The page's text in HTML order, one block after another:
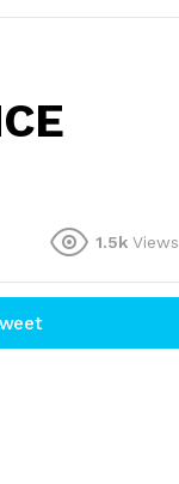
1.5k Views